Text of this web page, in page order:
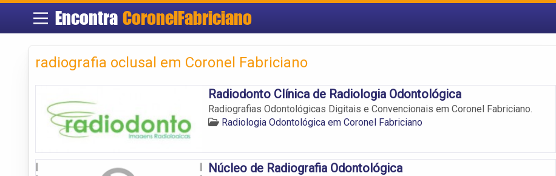
Encontra CoronelFabriciano
radiografia oclusal em Coronel Fabriciano
Radiodonto Clínica de Radiologia Odontológica
Radiografias Odontológicas Digitais e Convencionais em Coronel Fabriciano.
Radiologia Odontológica em Coronel Fabriciano
Núcleo de Radiografia Odontológica